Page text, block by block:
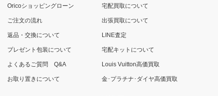
Oricoショッピングローン
ご注文の流れ
返品・交換について
プレゼント包装について
よくあるご質問 Q&A
お取り置きについて
宅配買取について
出張買取について
LINE査定
宅配キットについて
Louis Vuitton高価買取
金･プラチナ･ダイヤ高価買取